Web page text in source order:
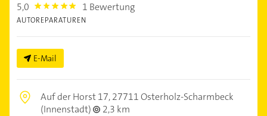
5,0 5.0 1 Bewertung
AUTOREPARATUREN
E-Mail
Auf der Horst 17,27711 Osterholz-Scharmbeck
(Innenstadt)
2,3 km